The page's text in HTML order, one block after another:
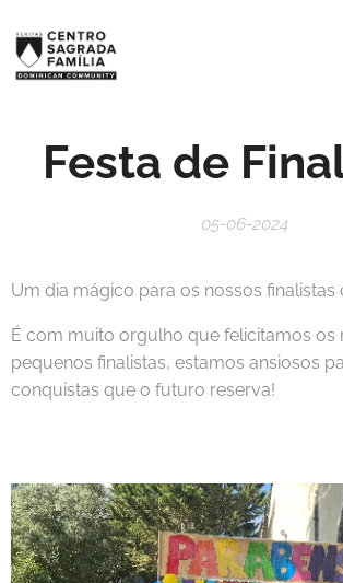
Festa de
05-06-2024
Um dia mágico para os nossos finalistas
É com muito orgulho que felicitamos os
pequenos finalistas, estamos ansiosos
conquistas que o futuro reserva!